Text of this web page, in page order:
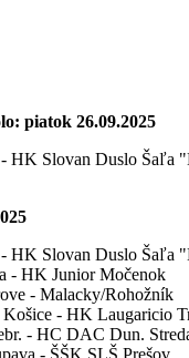
piatok 26.09.2025
- HK Slovan Duslo
- HK Slovan Duslo
- HK Junior
- Malacky/
- HK Laugaricio
- HC DAC Dun.
- ŠŠK SLŠ